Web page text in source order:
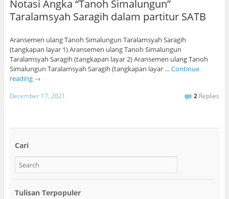
Notasi Angka “Tanoh Simalungun”
Taralamsyah Saragih dalam partitur SATB
Aransemen ulang Tanoh Simalungun Taralamsyah Saragih
(tangkapan layar 1) Aransemen ulang Tanoh Simalungun
Taralamsyah Saragih (tangkapan layar 2) Aransemen ulang Tanoh
Simalungun Taralamsyah Saragih (tangkapan layar … Continue
reading →
December 17, 2021 2 Replies
Cari
Tulisan Terpopuler